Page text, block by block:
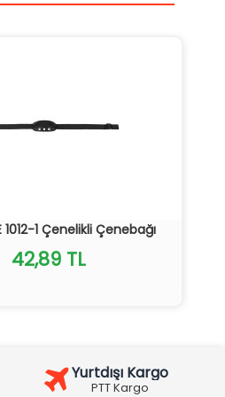
1012-1 Çenelikli Çenebağı
42,89 TL
Yurtdışı Kargo
PTT Kargo